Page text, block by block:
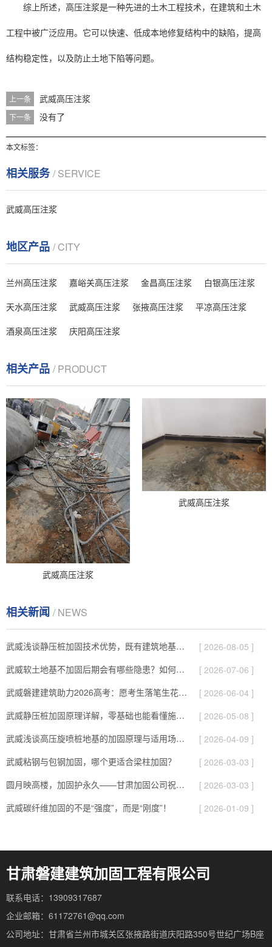
综上所述，高压注浆是一种先进的土木工程技术，在建筑和土木
工程中被广泛应用。它可以快速、低成本地修复结构中的缺陷，提高
结构稳定性，以及防止土地下陷等问题。
上一条 武威高压注浆
下一条 没有了
本文标签：
相关服务/ SERVICE
武威高压注浆
地区产品 / CITY
兰州高压注浆 嘉峪关高压注浆 金昌高压注浆
白银高压注浆
天水高压注浆
武威高压注浆 张掖高压注浆
平凉高压注浆
酒泉高压注浆
庆阳高压注浆
相关产品 / PRODUCT
武威高压注浆
武威高压注浆
相关新闻 / NEWS
武威浅谈静压桩加固技术优势，既有建筑地基补强施工要点！
[ 2026-08-05 ]
武威软土地基不加固后期会有哪些隐患？如何提前预防！
[ 2026-07-06 ]
武威磐建建筑助力2026高考：愿考生落笔生花、旗开得胜圆梦今夏！
[ 2026-06-04 ]
武威静压桩加固原理详解，零基础也能看懂施工逻辑！
[ 2026-05-08 ]
武威浅谈高压旋喷桩地基的加固原理与适用场景！
[ 2026-04-09 ]
武威粘钢与包钢加固，哪个更适合梁柱加固？
[ 2026-03-03 ]
圆月映高楼，加固护永久——甘肃加固公司祝您元宵快乐！
[ 2026-03-03 ]
武威碳纤维加固的不是“强度”，而是“刚度”！
[ 2026-01-09 ]
甘肃磐建建筑加固工程有限公司
联系电话：13909317687
企业邮箱：61172761@qq.com
公司地址：甘肃省兰州市城关区张掖路街道庆阳路350号世纪广场B座